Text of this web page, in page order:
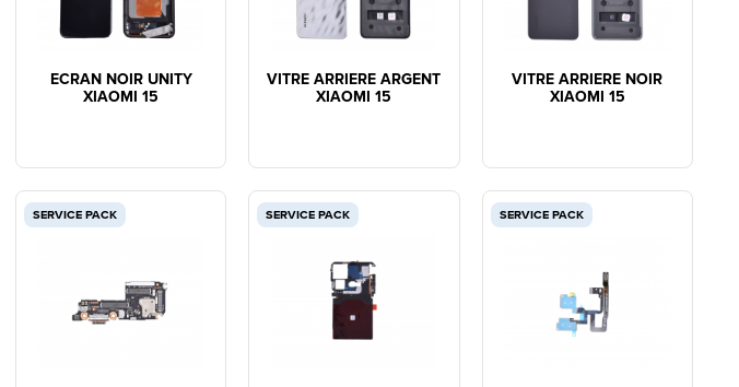
ECRAN NOIR UNITY
XIAOMI 15
VITRE ARRIERE ARGENT
XIAOMI 15
VITRE ARRIERE NOIR
XIAOMI 15
SERVICE PACK SERVICE PACK SERVICE PACK